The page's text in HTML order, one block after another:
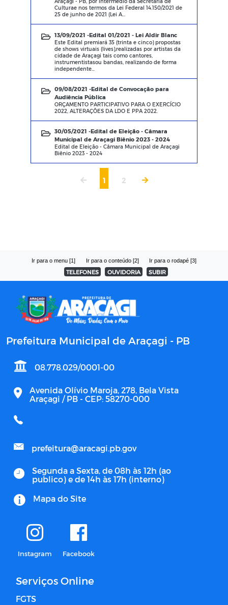
Culturae nos termos da Lei Federal 14.150/2021 de
25 de junho de 2021 (Lei A...
13/09/2021 -Edital 01/2021 - Lei Aldir Blanc
Este Edital premiará 35 (trinta e cinco) propostas
de shows virtuais (lives),realizadas por artistas da
cidade de Araçagi tais como cantores,
instrumentistasou bandas, realizando de forma
independente...
09/08/2021 -Edital de Convocação para
Audiência Pública
ORÇAMENTO PARTICIPATIVO PARA O EXERCÍCIO
2022, ALTERAÇÕES DA LDO E PPA 2022.
30/05/2021 -Edital de Eleição - Câmara
Municipal de Araçagi Biênio 2023 - 2024
Edital de Eleição - Câmara Municipal de Araçagi
Biênio 2023 - 2024
1 2
Ir para o menu [1] Ir para o conteúdo [2] Ir para o rodapé [3]
TELEFONES OUVIDORIA SUBIR
Prefeitura Municipal de Araçagi - PB
08.778.029/0001-00
Avenida Olívio Maroja, 278, Bela Vista
Araçagi / PB - CEP: 58270-000
prefeitura@aracagi.pb.gov
Segunda a Sexta, de 08h às 12h (ao
publico) e de 14h às 17h (interno)
Mapa do Site
Instagram Facebook
Serviços Online
FGTS